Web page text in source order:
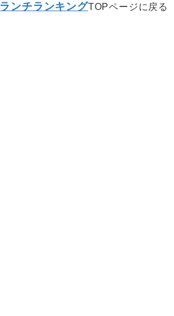
ランチランキングTOPページに戻る